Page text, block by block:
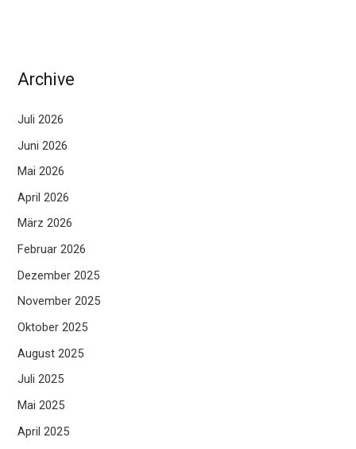
Archive
Juli 2026
Juni 2026
Mai 2026
April 2026
März 2026
Februar 2026
Dezember 2025
November 2025
Oktober 2025
August 2025
Juli 2025
Mai 2025
April 2025